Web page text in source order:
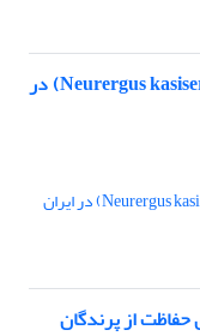
وضعیت گونه سمندر کوهستانی لرستان (Neurergus kasiseri) در
از پرندگان